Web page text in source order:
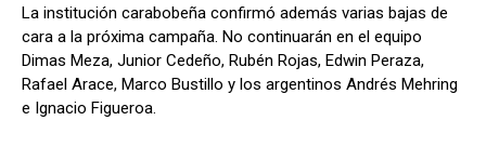
La institución carabobeña confirmó además varias bajas de
cara a la próxima campaña. No continuarán en el equipo
Dimas Meza, Junior Cedeño, Rubén Rojas, Edwin Peraza,
Rafael Arace, Marco Bustillo y los argentinos Andrés Mehring
e Ignacio Figueroa.